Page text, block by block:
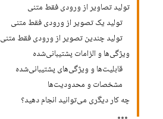
تولید تصاویر از ورودی فقط متنی
تولید یک تصویر از ورودی فقط متنی
تولید چندین تصویر از ورودی فقط متنی
ویژگی‌ها و الزامات پشتیبانی‌شده
قابلیت‌ها و ویژگی‌های پشتیبانی‌شده
مشخصات و محدودیت‌ها
چه کار دیگری می‌توانید انجام دهید؟